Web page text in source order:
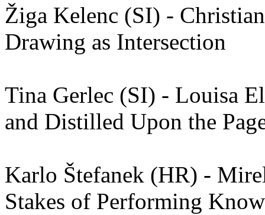
Žiga Kelenc (SI) -
Drawing as Intersection
Tina Gerlec (SI) - Louisa
and Distilled Upon the
Karlo Štefanek (HR) -
Stakes of Performing